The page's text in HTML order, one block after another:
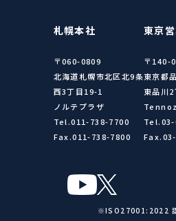
札幌本社
〒060-0809
北海道札幌市北区北9条
西3丁目19-1
ノルテプラザ
Tel.011-738-7700
Fax.011-738-7800
東京
〒140-
東京都
東品川
Tel.03-
※ISO27001:2022